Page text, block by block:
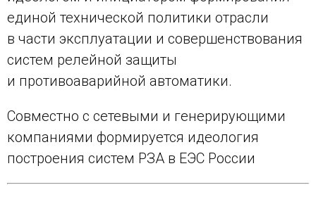
единой технической политики отрасли
в части эксплуатации и совершенствования
систем релейной защиты
и противоаварийной автоматики.
Совместно с сетевыми и генерирующими
компаниями формируется идеология
построения систем РЗА в ЕЭС России